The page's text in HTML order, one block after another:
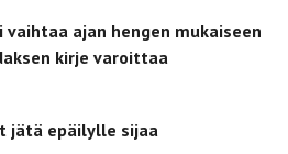
ajan hengen mukaiseen
kirje varoittaa
jätä epäilylle sijaa